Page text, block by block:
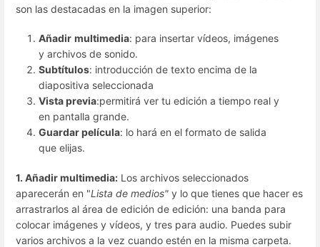
son las destacadas en la imagen superior:
Añadir multimedia: para insertar vídeos, imágenes
y archivos de sonido.
Subtítulos: introducción de texto encima de la
diapositiva seleccionada
Vista previa:permitirá ver tu edición a tiempo real y
en pantalla grande.
Guardar película: lo hará en el formato de salida
que elijas.
1. Añadir multimedia: Los archivos seleccionados
aparecerán en "Lista de medios" y lo que tienes que hacer es
arrastrarlos al área de edición de edición: una banda para
colocar imágenes y vídeos, y tres para audio. Puedes subir
varios archivos a la vez cuando estén en la misma carpeta.